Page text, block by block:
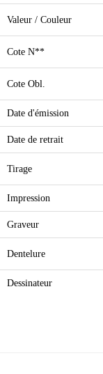
Valeur / Couleur
Cote N**
Cote Obl.
Date d'émission
Date de retrait
Tirage
Impression
Graveur
Dentelure
Dessinateur